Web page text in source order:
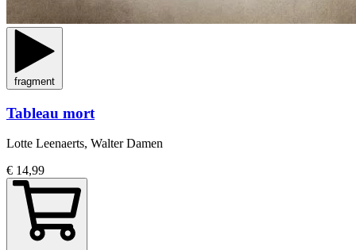
fragment
Tableau mort
Lotte Leenaerts, Walter Damen
€ 14,99